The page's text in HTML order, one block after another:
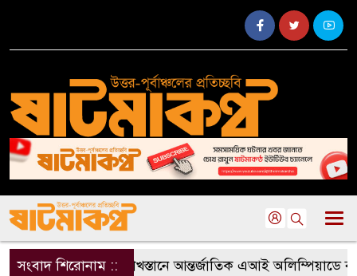
সংবাদ শিরোনাম ::কাজাখস্তানে আন্তর্জাতিক এআই অলিম্পিয়াডে